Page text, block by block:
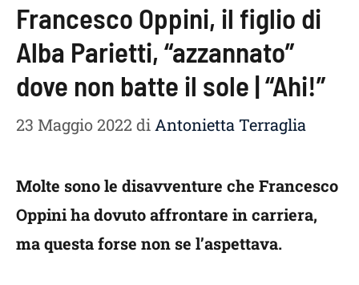
Francesco Oppini, il figlio di
Alba Parietti, “azzannato”
dove non batte il sole | “Ahi!”
23 Maggio 2022di Antonietta Terraglia
Molte sono le disavventure che Francesco
Oppini ha dovuto affrontare in carriera,
ma questa forse non se l’aspettava.